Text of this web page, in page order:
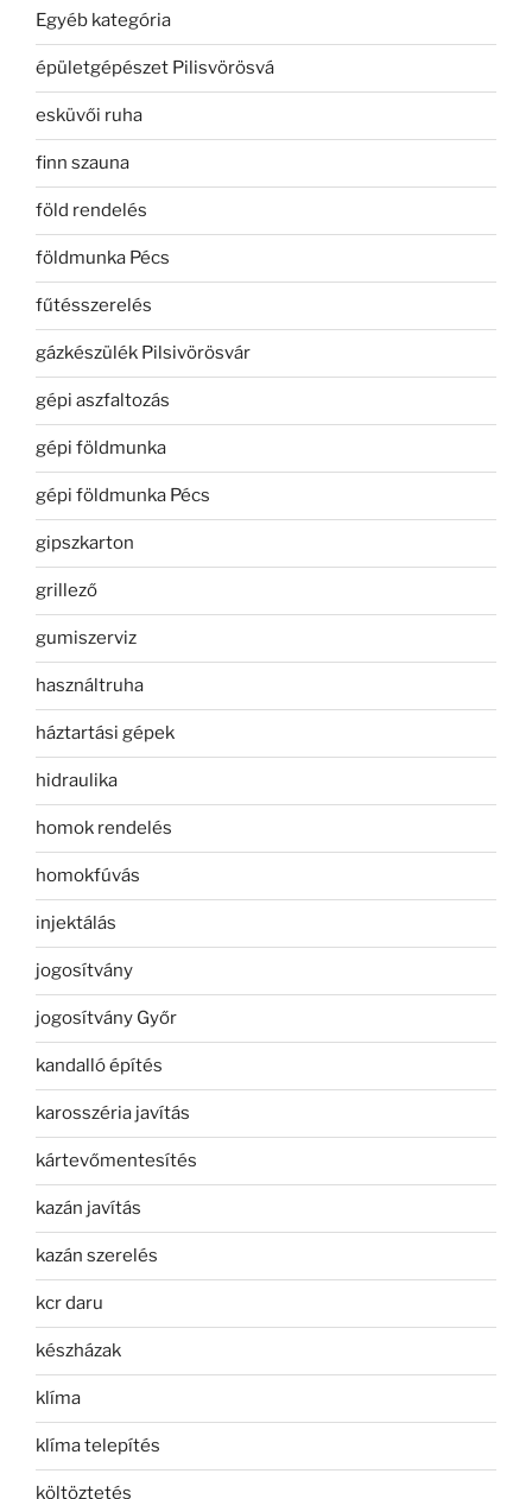
Egyéb kategória
épületgépészet Pilisvörösvá
esküvői ruha
finn szauna
föld rendelés
földmunka Pécs
fűtésszerelés
gázkészülék Pilsivörösvár
gépi aszfaltozás
gépi földmunka
gépi földmunka Pécs
gipszkarton
grillező
gumiszerviz
használtruha
háztartási gépek
hidraulika
homok rendelés
homokfúvás
injektálás
jogosítvány
jogosítvány Győr
kandalló építés
karosszéria javítás
kártevőmentesítés
kazán javítás
kazán szerelés
kcr daru
készházak
klíma
klíma telepítés
költöztetés